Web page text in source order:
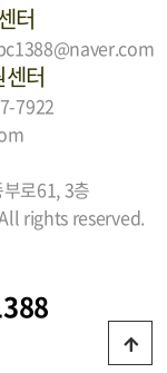
터
터
7922
로61, 3층
rights reserved.